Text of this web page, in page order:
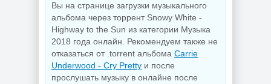
Вы на странице загрузки музыкального
альбома через торрент Snowy White -
Highway to the Sun из категории Музыка
2018 года онлайн. Рекомендуем также не
отказаться от .torrent альбома Carrie
Underwood - Cry Pretty и после
прослушать музыку в онлайне после